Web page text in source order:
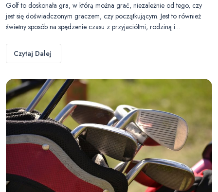
Golf to doskonała gra, w którą można grać, niezależnie od tego, czy
jest się doświadczonym graczem, czy początkującym. Jest to również
świetny sposób na spędzenie czasu z przyjaciółmi, rodziną i…
Czytaj Dalej